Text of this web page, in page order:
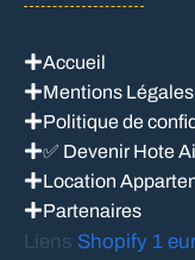
Accueil
Mentions Légales
Politique de
✅ Devenir Hote
Location
Partenaires
Liens Shopify 1